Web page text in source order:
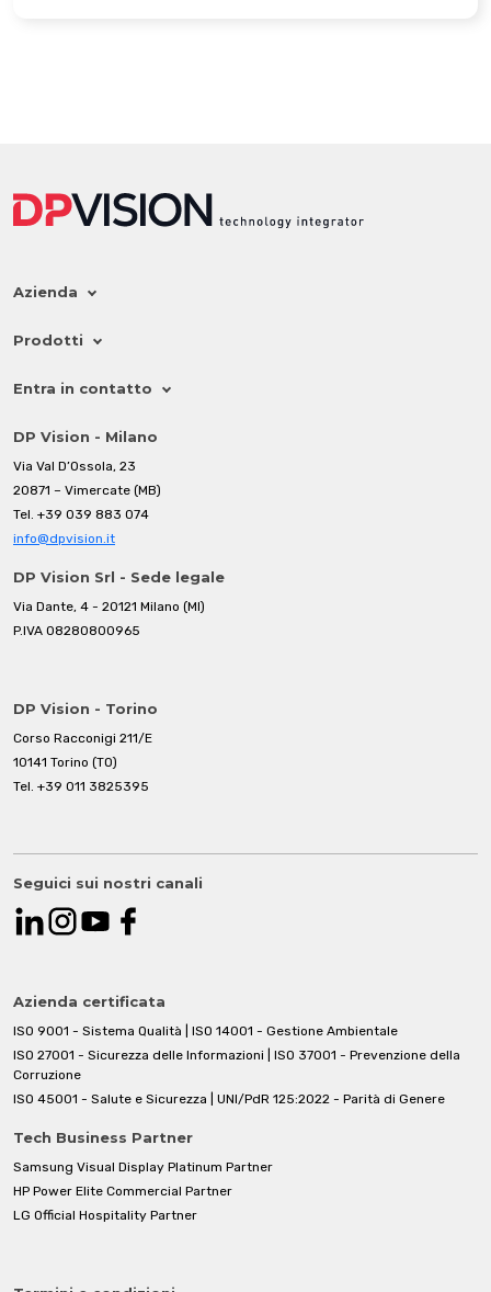
Azienda
Prodotti
Entra in contatto
DP Vision - Milano
Via Val D’Ossola, 23
20871 – Vimercate (MB)
Tel. +39 039 883 074
info@dpvision.it
DP Vision Srl - Sede legale
Via Dante, 4 - 20121 Milano (MI)
P.IVA 08280800965
DP Vision - Torino
Corso Racconigi 211/E
10141 Torino (TO)
Tel. +39 011 3825395
Azienda certificata
ISO 9001 - Sistema Qualità | ISO 14001 - Gestione Ambientale
ISO 27001 - Sicurezza delle Informazioni | ISO 37001 - Prevenzione della
Corruzione
ISO 45001 - Salute e Sicurezza | UNI/PdR 125:2022 - Parità di Genere
Tech Business Partner
Samsung Visual Display Platinum Partner
HP Power Elite Commercial Partner
LG Official Hospitality Partner
Seguici sui nostri canali